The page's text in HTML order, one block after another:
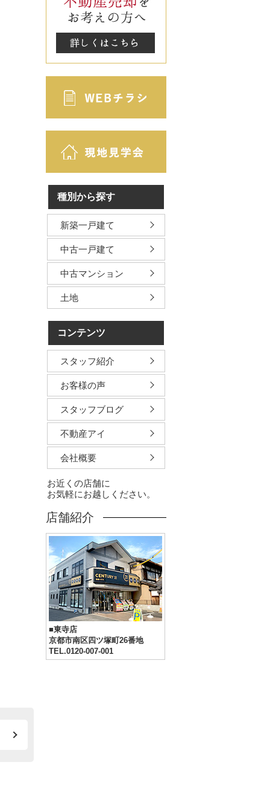
種別から探す
新築一戸建て
中古一戸建て
中古マンション
土地
コンテンツ
スタッフ紹介
お客様の声
スタッフブログ
不動産アイ
会社概要
お近くの店舗に
お気軽にお越しください。
店舗紹介
■東寺店
京都市南区四ツ塚町26番地
TEL.0120-007-001